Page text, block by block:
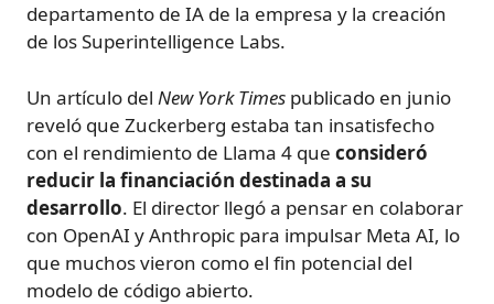
departamento de IA de la empresa y la creación
de los Superintelligence Labs.
Un artículo del New York Times publicado en junio
reveló que Zuckerberg estaba tan insatisfecho
con el rendimiento de Llama 4 que consideró
reducir la financiación destinada a su
desarrollo. El director llegó a pensar en colaborar
con OpenAI y Anthropic para impulsar Meta AI, lo
que muchos vieron como el fin potencial del
modelo de código abierto.